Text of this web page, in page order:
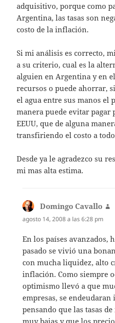
adquisitivo, porque como
Argentina, las tasas son
costo de la inflación.
Si mi análisis es correcto,
a su criterio, cual es la
alguien en Argentina y en
recursos o puede ahorrar,
el agua entre sus manos el
manera puede evitar pagar
EEUU, que de alguna
transfiriendo el costo a
Desde ya le agradezco su
mi mas alta estima.
Domingo Cavallo
agosto 14, 2008 a las 6:28 pm
En los países avanzados,
pasado se vivió una
con mucha liquidez, alto
inflación. Como siempre
optimismo llevó a que
empresas, se
pensando que las tasas
muy bajas y que los